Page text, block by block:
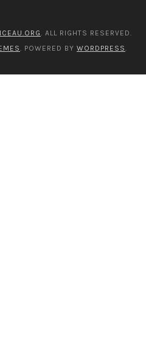
. ALL RIGHTS RESERVED.
. POWERED BY WORDPRESS.